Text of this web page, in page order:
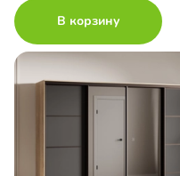
В корзину